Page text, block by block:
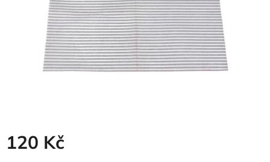
120 Kč